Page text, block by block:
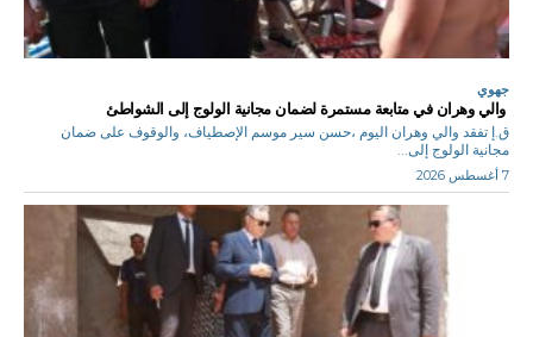
جهوي
والي وهران في متابعة مستمرة لضمان مجانية الولوج إلى الشواطئ
ق.إ تفقد والي وهران اليوم ،حسن سير موسم الإصطياف، والوقوف على ضمان
مجانية الولوج إلى...
7 أغسطس 2026